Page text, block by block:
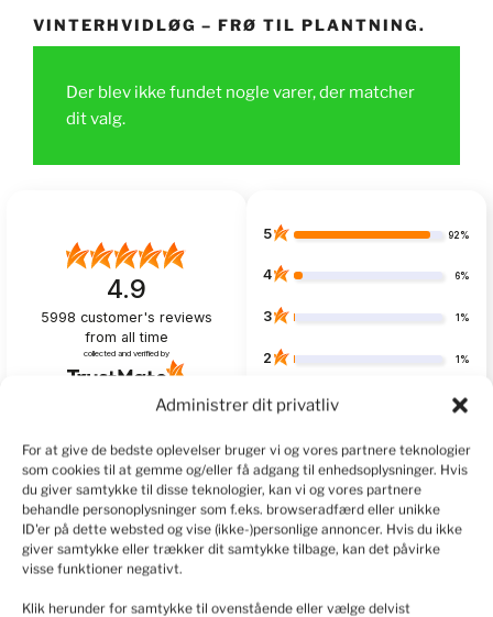
Administrer dit privatliv
For at give de bedste oplevelser bruger vi og vores partnere teknologier
som cookies til at gemme og/eller få adgang til enhedsoplysninger. Hvis
du giver samtykke til disse teknologier, kan vi og vores partnere
behandle personoplysninger som f.eks. browseradfærd eller unikke
ID'er på dette websted og vise (ikke-)personlige annoncer. Hvis du ikke
giver samtykke eller trækker dit samtykke tilbage, kan det påvirke
visse funktioner negativt.
Klik herunder for samtykke til ovenstående eller vælge delvist
VINTERHVIDLØG – FRØ TIL PLANTNING.
Der blev ikke fundet nogle varer, der matcher
dit valg.
4.9
5998 customer's reviews
from all time
collected and verified by
5 92%
4 6%
3 1%
2 1%
1 1%
Customers reviews
How do we collect reviews?